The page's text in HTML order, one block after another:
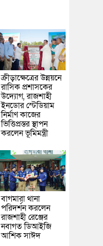
ক্রীড়াক্ষেত্রের উন্নয়নে
রাসিক প্রশাসকের
উদ্যোগ, রাজশাহী
ইনডোর স্টেডিয়াম
নির্মাণ কাজের
ভিত্তিপ্রস্তর স্থাপন
করলেন ভূমিমন্ত্রী
বাগমারা থানা
পরিদর্শন করলেন
রাজশাহী রেঞ্জের
নবাগত ডিআইজি
আশিক সাঈদ